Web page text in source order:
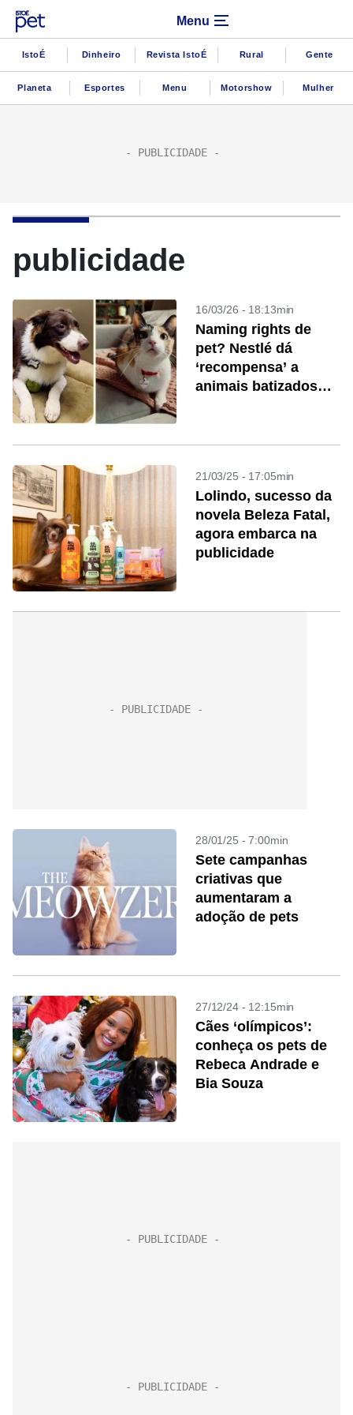
Menu
IstoÉ Dinheiro Revista IstoÉ Rural Gente
Planeta Esportes Menu Motorshow Mulher
publicidade
16/03/26 - 18:13min
Naming rights de
pet? Nestlé dá
‘recompensa’ a
animais batizados
21/03/25 - 17:05min
Lolindo, sucesso da
novela Beleza Fatal,
agora embarca na
publicidade
28/01/25 - 7:00min
Sete campanhas
criativas que
aumentaram a
adoção de pets
27/12/24 - 12:15min
Cães ‘olímpicos’:
conheça os pets de
Rebeca Andrade e
Bia Souza